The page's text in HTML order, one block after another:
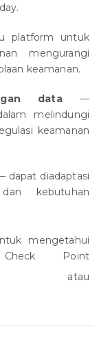
platform untuk
mengurangi
keamanan.
data—
melindungi
keamanan
dapat diadaptasi
kebutuhan
mengetahui
Point
atau